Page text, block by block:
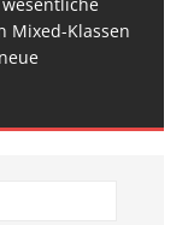
Mixed-Klassen
an der Riß
die